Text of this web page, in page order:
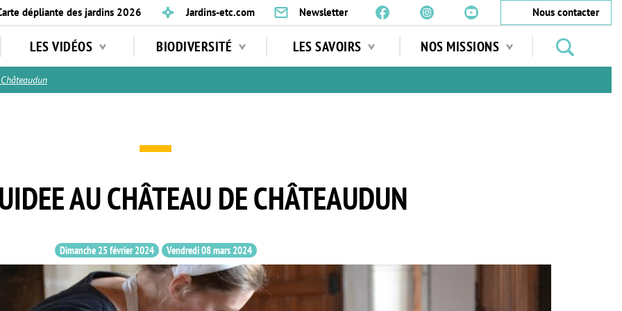
dépliante des jardins 2026 Jardins-etc.com Newsletter
Nous contacter
LES VIDÉOS BIODIVERSITÉ LES SAVOIRS NOS MISSIONS
jardins
AU CHÂTEAU DE CHÂTEAUDUN
Dimanche 25 février 2024 Vendredi 08 mars 2024